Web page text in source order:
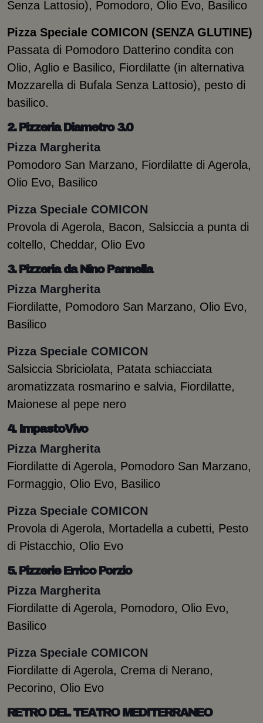
Senza Lattosio), Pomodoro, Olio Evo, Basilico
Pizza Speciale COMICON (SENZA GLUTINE)
Passata di Pomodoro Datterino condita con
Olio, Aglio e Basilico, Fiordilatte (in alternativa
Mozzarella di Bufala Senza Lattosio), pesto di
basilico.
2. Pizzeria Diametro 3.0
Pizza Margherita
Pomodoro San Marzano, Fiordilatte di Agerola,
Olio Evo, Basilico
Pizza Speciale COMICON
Provola di Agerola, Bacon, Salsiccia a punta di
coltello, Cheddar, Olio Evo
3. Pizzeria da Nino Pannella
Pizza Margherita
Fiordilatte, Pomodoro San Marzano, Olio Evo,
Basilico
Pizza Speciale COMICON
Salsiccia Sbriciolata, Patata schiacciata
aromatizzata rosmarino e salvia, Fiordilatte,
Maionese al pepe nero
4. ImpastoVivo
Pizza Margherita
Fiordilatte di Agerola, Pomodoro San Marzano,
Formaggio, Olio Evo, Basilico
Pizza Speciale COMICON
Provola di Agerola, Mortadella a cubetti, Pesto
di Pistacchio, Olio Evo
5. Pizzerie Errico Porzio
Pizza Margherita
Fiordilatte di Agerola, Pomodoro, Olio Evo,
Basilico
Pizza Speciale COMICON
Fiordilatte di Agerola, Crema di Nerano,
Pecorino, Olio Evo
RETRO DEL TEATRO MEDITERRANEO